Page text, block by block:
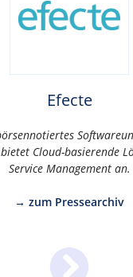
Efecte
Cloud-basierende
Service Management an.
→ zum Pressearchiv